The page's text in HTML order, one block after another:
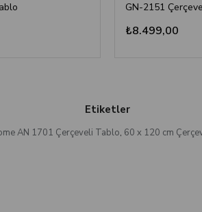
GN-2151
₺8.499,00
Etiketler
AN 1701 Çerçeveli Tablo, 60 x 120 cm